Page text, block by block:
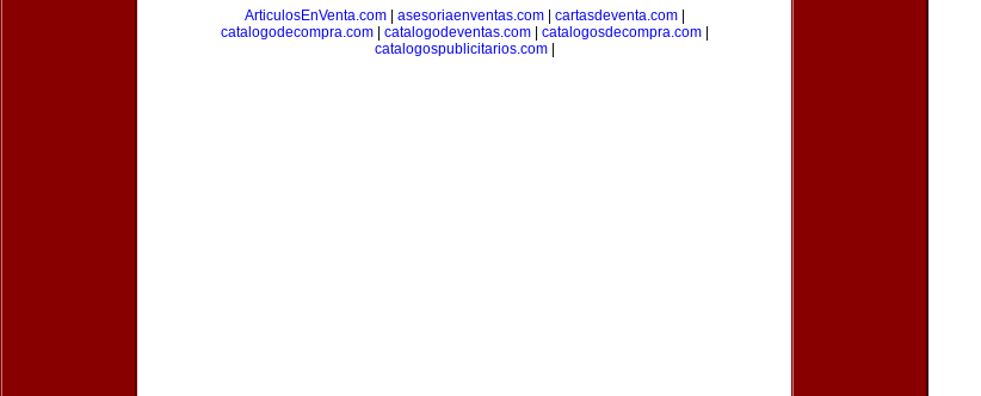
ArticulosEnVenta.com| asesoriaenventas.com| cartasdeventa.com|
catalogodecompra.com| catalogodeventas.com| catalogosdecompra.com|
catalogospublicitarios.com|